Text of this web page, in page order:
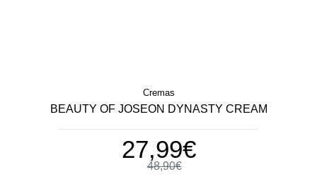
Cremas
BEAUTY OF JOSEON DYNASTY CREAM
27,99€
48,90€